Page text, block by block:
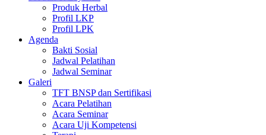
Produk Herbal
Profil LKP
Profil LPK
Agenda
Bakti Sosial
Jadwal Pelatihan
Jadwal Seminar
Galeri
TFT BNSP dan Sertifikasi
Acara Pelatihan
Acara Seminar
Acara Uji Kompetensi